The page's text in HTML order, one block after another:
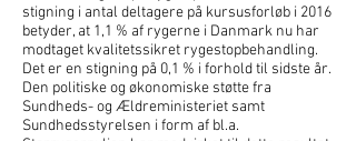
stigning i antal deltagere på kursusforløb i 2016
betyder, at 1,1 % af rygerne i Danmark nu har
modtaget kvalitetssikret rygestopbehandling.
Det er en stigning på 0,1 % i forhold til sidste år.
Den politiske og økonomiske støtte fra
Sundheds- og Ældreministeriet samt
Sundhedsstyrelsen i form af bl.a.